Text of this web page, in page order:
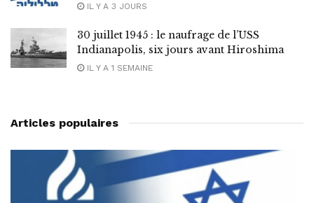
IL Y A 3 JOURS
30 juillet 1945 : le naufrage de l’USS
Indianapolis, six jours avant Hiroshima
IL Y A 1 SEMAINE
Articles populaires